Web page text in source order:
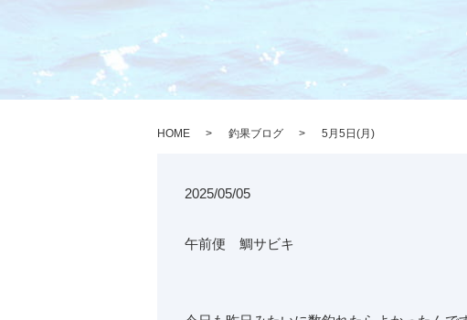
HOME 釣果ブログ 5月5日(月)
2025/05/05
午前便 鯛サビキ